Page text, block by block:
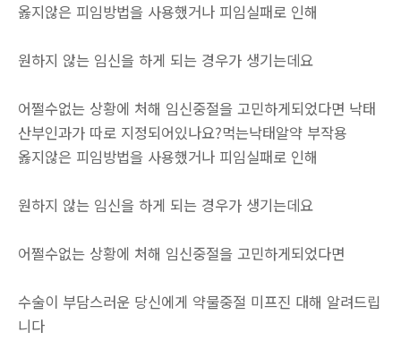
옳지않은 피임방법을 사용했거나 피임실패로 인해
원하지 않는 임신을 하게 되는 경우가 생기는데요
어쩔수없는 상황에 처해 임신중절을 고민하게되었다면 낙태
산부인과가 따로 지정되어있나요?먹는낙­태알약 부작용
옳지않은 피임방법을 사용했거나 피임실패로 인해
원하지 않는 임신을 하게 되는 경우가 생기는데요
어쩔수없는 상황에 처해 임신중절을 고민하게되었다면
수술이 부담스러운 당신에게 약물중절 미프진 대해 알려드립
니다